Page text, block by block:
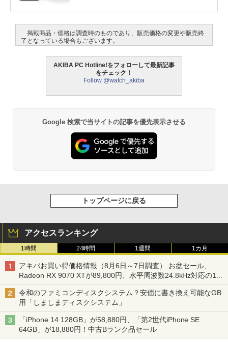
掲載商品・価格は調査時のものであり、販売価格の変更や販売終
了となっている場合もございます。
AKIBA PC Hotline!をフォローして最新記事
をチェック！
Follow @watch_akiba
Google 検索で当サイトの記事を優先表示させる
トップページに戻る
アクセスランキング
1時間 24時間 1週間 1カ月
アキバお買い得価格情報（8月6日～7日調査） お盆セール、
Radeon RX 9070 XTが89,800円、水平周波数24.8kHz対応の17
型モニターが9,801円、暑さ指数連動セール ほか
令和のファミコンディスクシステム？安価に書き換え可能なGB
用「しましまディスクシステム」
「iPhone 14 128GB」が58,880円、「第2世代iPhone SE
64GB」が18,880円！中古Bランク品セール